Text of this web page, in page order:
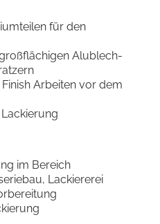
für den
Alublech-
Arbeiten vor dem
im Bereich
Lackiererei